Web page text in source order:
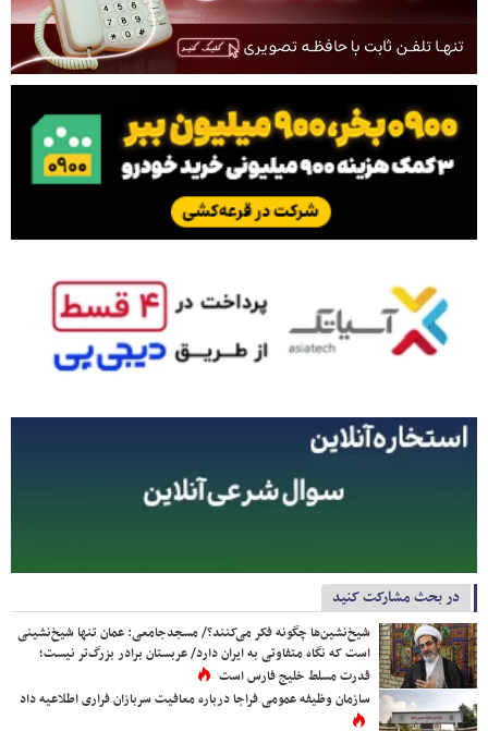
در بحث مشارکت کنید
شیخ‌نشین‌ها چگونه فکر می‌کنند؟/ مسجدجامعی: عمان تنها شیخ‌نشینی
است که نگاه متفاوتی به ایران دارد/ عربستان برادر بزرگ‌تر نیست؛
قدرت مسلط خلیج فارس است
سازمان وظیفه عمومی فراجا درباره معافیت سربازان فراری اطلاعیه داد